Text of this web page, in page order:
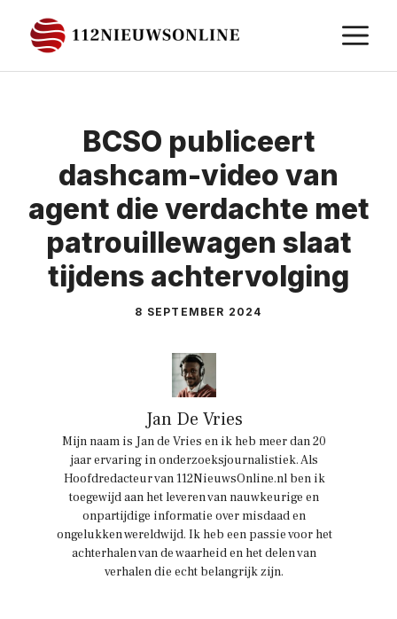
naar
de
BCSO publiceert
dashcam-video van
agent die verdachte met
patrouillewagen slaat
tijdens achtervolging
8 SEPTEMBER 2024
Jan De Vries
Mijn naam is Jan de Vries en ik heb meer dan 20
jaar ervaring in onderzoeksjournalistiek. Als
Hoofdredacteur van 112NieuwsOnline.nl ben ik
toegewijd aan het leveren van nauwkeurige en
onpartijdige informatie over misdaad en
ongelukken wereldwijd. Ik heb een passie voor het
achterhalen van de waarheid en het delen van
verhalen die echt belangrijk zijn.